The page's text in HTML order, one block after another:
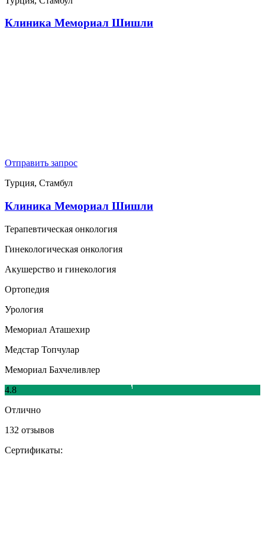
Клиника Мемориал Шишли
Отправить запрос
Турция, Стамбул
Клиника Мемориал Шишли
Терапевтическая онкология
Гинекологическая онкология
Акушерство и гинекология
Ортопедия
Урология
Мемориал Аташехир
Медстар Топчулар
Мемориал Бахчеливлер
4.8
Отлично
132 отзывов
Сертификаты: